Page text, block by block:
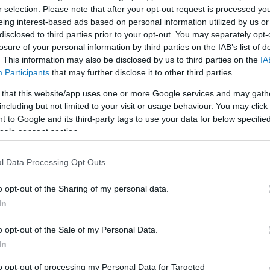
selection. Please note that after your opt-out request is processed
interest-based ads based on personal information utilized by us
to third parties prior to your opt-out. You may separately
of your personal information by third parties on the IAB’s list of
This information may also be disclosed by us to third parties on the
Participants that may further disclose it to other third parties.
that this website/app uses one or more Google services and may
but not limited to your visit or usage behaviour. You may
to Google and its third-party tags to use your data for below
consent section.
Data Processing Opt Outs
opt-out of the Sharing of my personal data.
opt-out of the Sale of my Personal Data.
opt-out of processing my Personal Data for Targeted
LEGFRISSEBB
A közlekedés mérföldkövei
A Közép-Mediterrán útvonal, A Darién-régió